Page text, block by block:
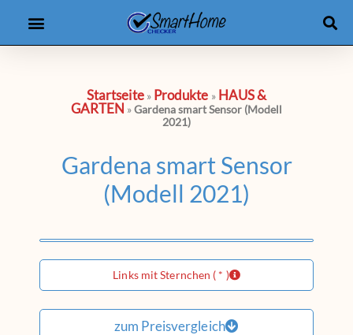
Startseite» Produkte » HAUS &
GARTEN »Gardena smart Sensor (Modell
2021)
Gardena smart Sensor
(Modell 2021)
Links mit Sternchen ( * )
zum Preisvergleich